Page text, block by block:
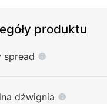
produktu
spread
dźwignia